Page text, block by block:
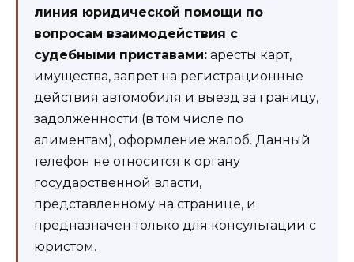
линия юридической помощи по
вопросам взаимодействия с
судебными приставами: аресты карт,
имущества, запрет на регистрационные
действия автомобиля и выезд за границу,
задолженности (в том числе по
алиментам), оформление жалоб. Данный
телефон не относится к органу
государственной власти,
представленному на странице, и
предназначен только для консультации с
юристом.